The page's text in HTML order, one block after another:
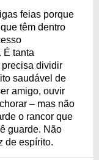
feias porque
têm dentro
É tanta
dividir
saudável de
amigo, ouvir
– mas não
o rancor que
guarde. Não
de espírito.